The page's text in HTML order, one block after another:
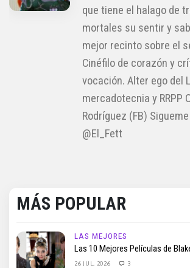
que tiene el halago de
mortales su sentir y
mejor recinto sobre el
Cinéfilo de corazón y
vocación. Alter ego del
mercadotecnia y RRPP
Rodríguez (FB)
@El_Fett
MÁS POPULAR
LAS MEJORES
Las 10 Mejores Películas de
26 JUL, 2026 3